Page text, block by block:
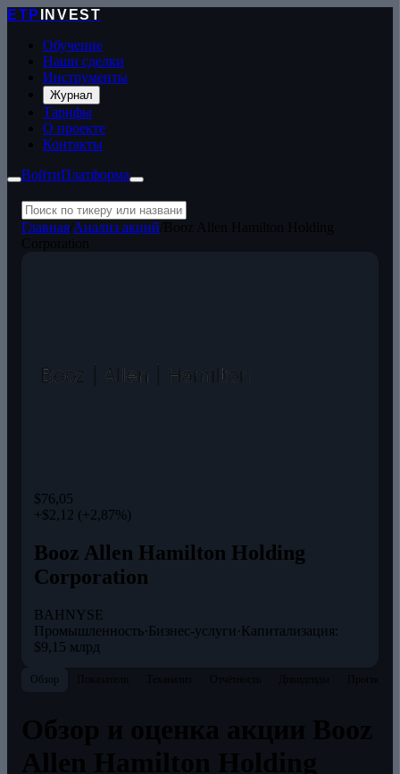
ETP
INVEST
Обучение
Наши сделки
Инструменты
Журнал
Тарифы
О проекте
Контакты
ВойтиПлатформа
Главная Анализ акций
$76,05
+$2,12 (+2,87%)
Booz Allen Hamilton Holding
Corporation
BAHNYSE
Промышленность·Бизнес-услуги·Капитализация:
$9,15 млрд
Обзор